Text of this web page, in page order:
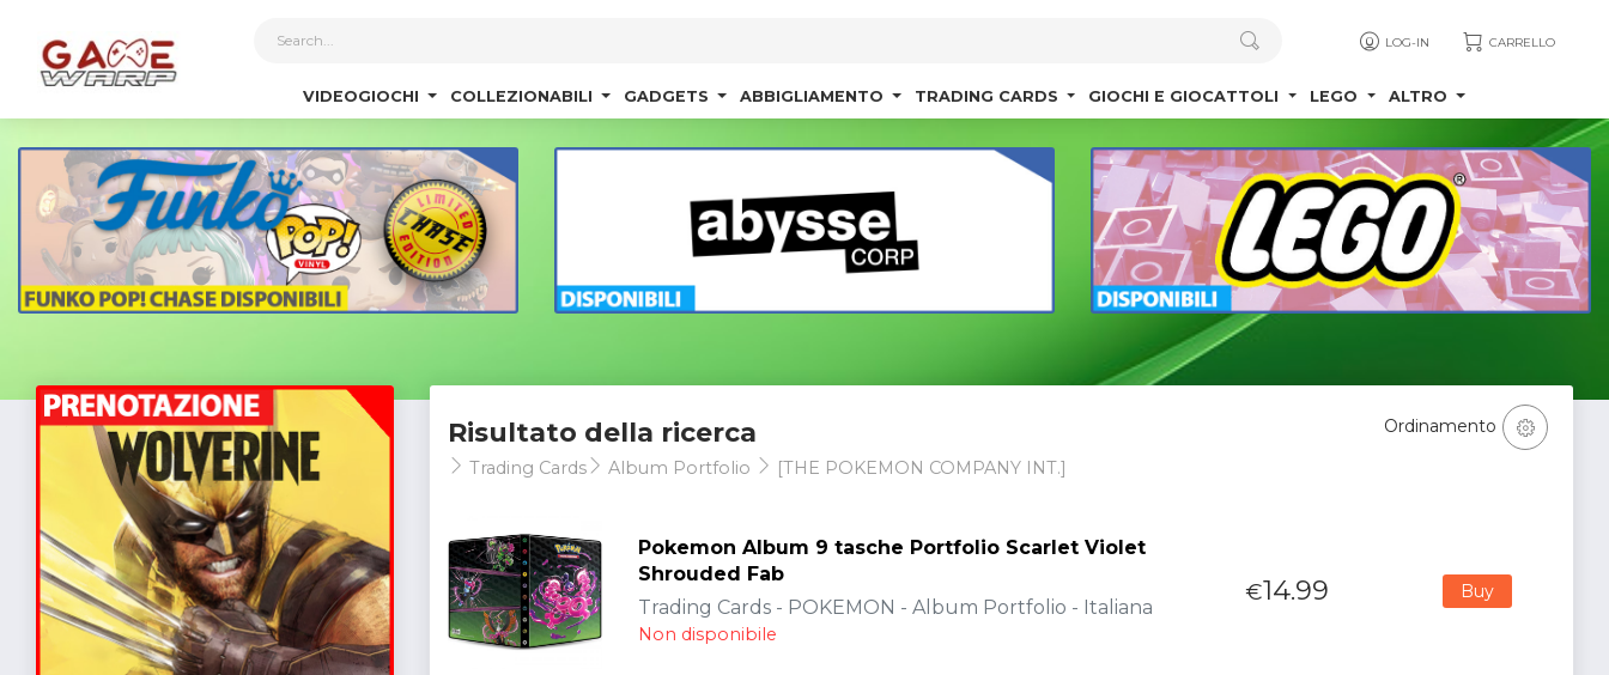
LOG-IN CARRELLO
VIDEOGIOCHI COLLEZIONABILI GADGETS ABBIGLIAMENTO TRADING CARDS GIOCHI E GIOCATTOLI LEGO ALTRO
Risultato della ricerca
Trading Cards Album Portfolio [THE POKEMON COMPANY INT.]
Ordinamento
Pokemon Album 9 tasche Portfolio Scarlet Violet
Shrouded Fab
Trading Cards - POKEMON - Album Portfolio - Italiana
Non disponibile
€14.99 Buy